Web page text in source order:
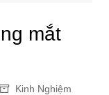
mắt
Kinh Nghiệm